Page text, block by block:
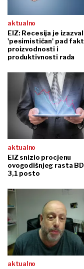
aktualno
EIZ: Recesija je
'pesimističan' pad
proizvodnosti i
produktivnosti rada
aktualno
EIZ snizio procjenu
ovogodišnjeg rasta
3,1 posto
aktualno